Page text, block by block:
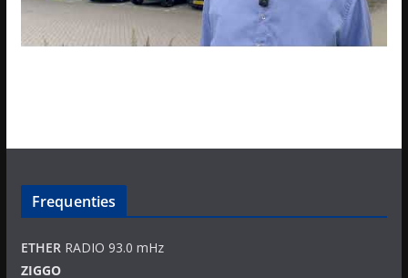
Frequenties
ETHERRADIO 93.0 mHz
ZIGGO